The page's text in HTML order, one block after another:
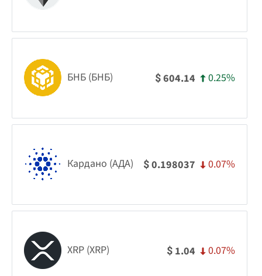
БНБ (БНБ) $604.14 0.25%
Кардано (АДА) $0.198037 0.07%
XRP (XRP) $ 1.04 0.07%